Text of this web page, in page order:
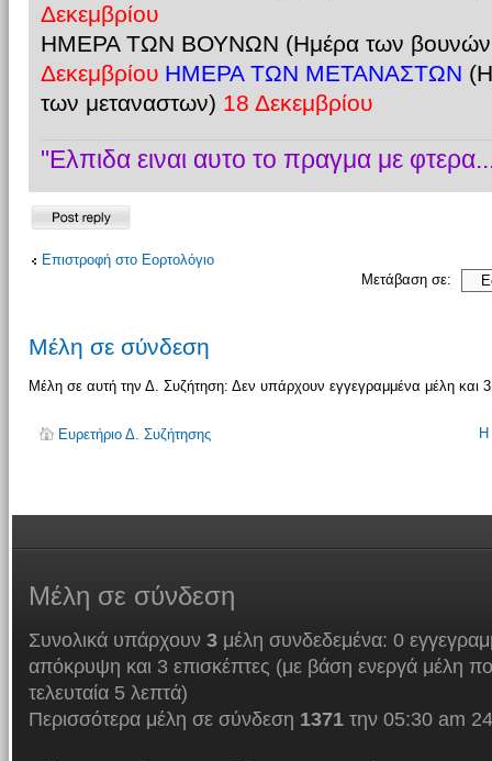
Δεκεμβρίου
ΗΜΕΡΑ ΤΩΝ ΒΟΥΝΩΝ (Ημέρα των
Δεκεμβρίου ΗΜΕΡΑ ΤΩΝ ΜΕΤΑΝΑΣΤΩΝ
των μεταναστων) 18 Δεκεμβρίου
"Ελπιδα ειναι αυτο το πραγμα με
Δημιουργία
απάντησης
Επιστροφή στο Εορτολόγιο
Μετάβαση σε:
Μέλη σε σύνδεση
Μέλη σε αυτή την Δ. Συζήτηση: Δεν υπάρχουν εγγεγραμμένα μέλη και 3
Ευρετήριο Δ. Συζήτησης Η
Μέλη σε σύνδεση
Συνολικά υπάρχουν 3μέλη συνδεδεμένα: 0
απόκρυψη και 3 επισκέπτες (με βάση ενεργά μέλη
τελευταία 5 λεπτά)
Περισσότερα μέλη σε σύνδεση 1371την 05:30 am